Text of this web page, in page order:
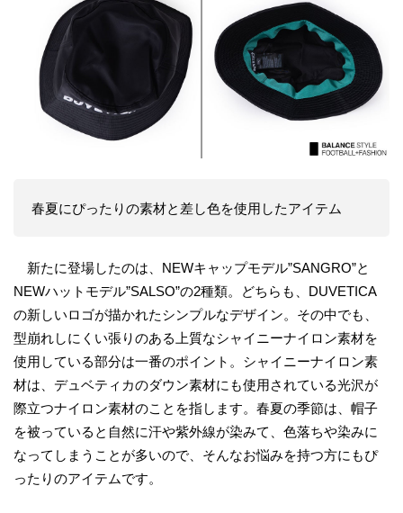
春夏にぴったりの素材と差し色を使用したアイテム
新たに登場したのは、NEWキャップモデル”SANGRO”と
NEWハットモデル”SALSO”の2種類。どちらも、DUVETICA
の新しいロゴが描かれたシンプルなデザイン。その中でも、
型崩れしにくい張りのある上質なシャイニーナイロン素材を
使用している部分は一番のポイント。シャイニーナイロン素
材は、デュベティカのダウン素材にも使用されている光沢が
際立つナイロン素材のことを指します。春夏の季節は、帽子
を被っていると自然に汗や紫外線が染みて、色落ちや染みに
なってしまうことが多いので、そんなお悩みを持つ方にもぴ
ったりのアイテムです。